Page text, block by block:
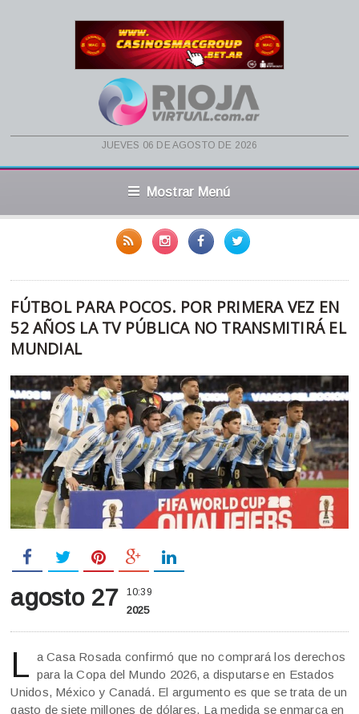
jueves 06 de agosto de 2026
Mostrar Menú
FÚTBOL PARA POCOS. POR PRIMERA VEZ EN
52 AÑOS LA TV PÚBLICA NO TRANSMITIRÁ EL
MUNDIAL
agosto 27 10:39
2025
L a Casa Rosada confirmó que no comprará los derechos
para la Copa del Mundo 2026, a disputarse en Estados
Unidos, México y Canadá. El argumento es que se trata de un
gasto de siete millones de dólares. La medida se enmarca en